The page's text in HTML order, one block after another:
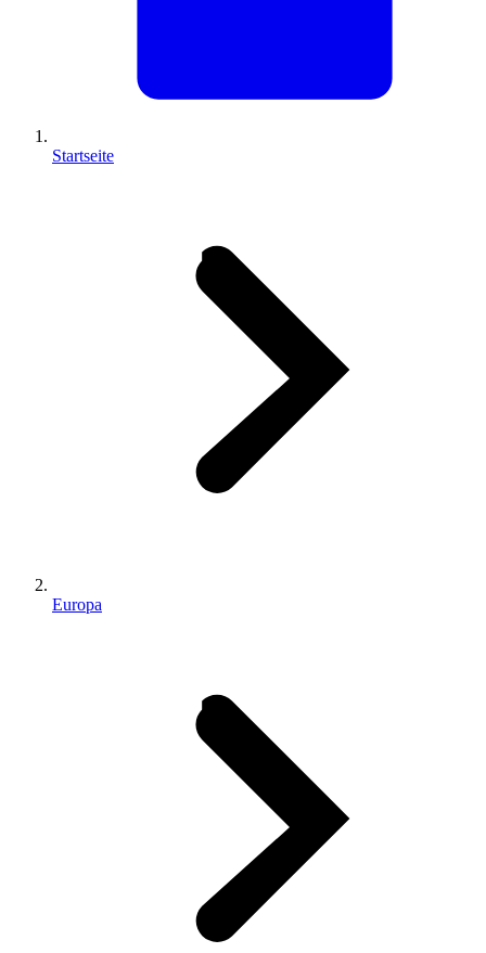
Startseite
Europa